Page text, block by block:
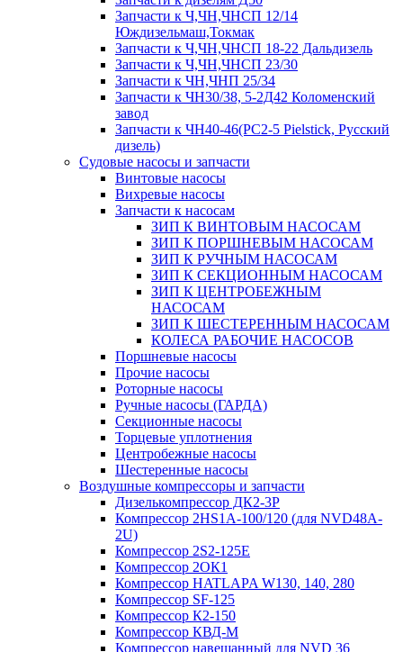
Запчасти к Ч,ЧН,ЧНСП 12/14
Юждизельмаш,Токмак
Запчасти к Ч,ЧН,ЧНСП 18-22 Дальдизель
Запчасти к Ч,ЧН,ЧНСП 23/30
Запчасти к ЧН,ЧНП 25/34
Запчасти к ЧН30/38, 5-2Д42 Коломенский
завод
Запчасти к ЧН40-46(PC2-5 Pielstick, Русский
дизель)
Судовые насосы и запчасти
Винтовые насосы
Вихревые насосы
Запчасти к насосам
ЗИП К ВИНТОВЫМ НАСОСАМ
ЗИП К ПОРШНЕВЫМ НАСОСАМ
ЗИП К РУЧНЫМ НАСОСАМ
ЗИП К СЕКЦИОННЫМ НАСОСАМ
ЗИП К ЦЕНТРОБЕЖНЫМ
НАСОСАМ
ЗИП К ШЕСТЕРЕННЫМ НАСОСАМ
КОЛЕСА РАБОЧИЕ НАСОСОВ
Поршневые насосы
Прочие насосы
Роторные насосы
Ручные насосы (ГАРДА)
Секционные насосы
Торцевые уплотнения
Центробежные насосы
Шестеренные насосы
Воздушные компрессоры и запчасти
Дизелькомпрессор ДК2-3Р
Компрессор 2HS1A-100/120 (для NVD48A-
2U)
Компрессор 2S2-125Е
Компрессор 2ОК1
Компрессор HATLAPA W130, 140, 280
Компрессор SF-125
Компрессор К2-150
Компрессор КВД-М
Компрессор навешанный для NVD 36